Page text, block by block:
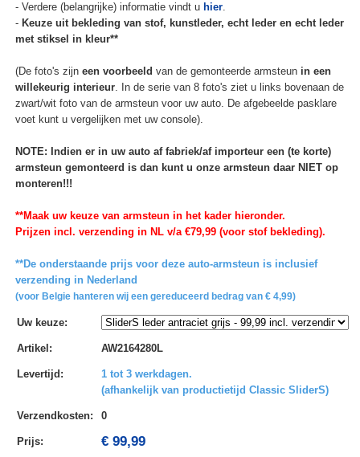
- Verdere (belangrijke) informatie vindt u hier.
- Keuze uit bekleding van stof, kunstleder, echt leder en echt leder
met stiksel in kleur**
(De foto's zijn een voorbeeld van de gemonteerde armsteun in een
willekeurig interieur. In de serie van 8 foto's ziet u links bovenaan de
zwart/wit foto van de armsteun voor uw auto. De afgebeelde pasklare
voet kunt u vergelijken met uw console).
NOTE: Indien er in uw auto af fabriek/af importeur een (te korte)
armsteun gemonteerd is dan kunt u onze armsteun daar NIET op
monteren!!!
**Maak uw keuze van armsteun in het kader hieronder.
Prijzen incl. verzending in NL v/a €79,99 (voor stof bekleding).
**De onderstaande prijs voor deze auto-armsteun is inclusief
verzending in Nederland
(voor Belgie hanteren wij een gereduceerd bedrag van € 4,99)
Uw keuze:
Artikel : AW2164280L
Levertijd :
1 tot 3 werkdagen.
(afhankelijk van productietijd Classic SliderS)
Verzendkosten: 0
Prijs: € 99,99